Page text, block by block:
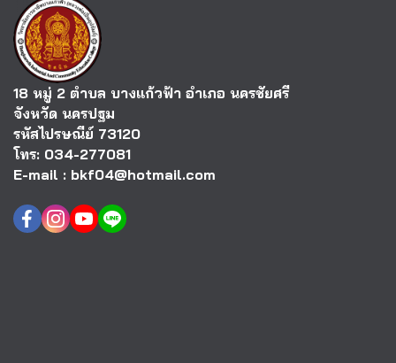
18 หมู่ 2 ตำบล บางแก้วฟ้า อำเภอ นครชัยศรี
จังหวัด นครปฐม
รหัสไปรษณีย์ 73120
โทร: 034-277081
E-mail : bkf04@hotmail.com